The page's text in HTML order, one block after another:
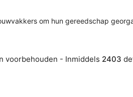
om hun gereedschap
voorbehouden - Inmiddels 2403